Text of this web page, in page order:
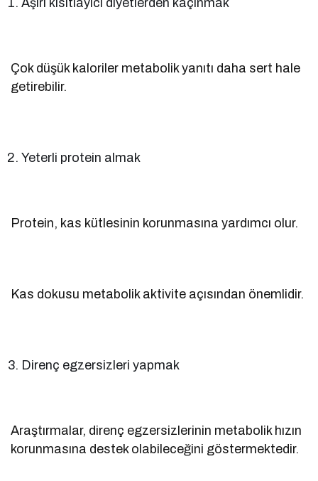
Çok düşük kaloriler metabolik yanıtı daha sert hale
getirebilir.
Yeterli protein almak
Protein, kas kütlesinin korunmasına yardımcı olur.
Kas dokusu metabolik aktivite açısından önemlidir.
Direnç egzersizleri yapmak
Araştırmalar, direnç egzersizlerinin metabolik hızın
korunmasına destek olabileceğini göstermektedir.